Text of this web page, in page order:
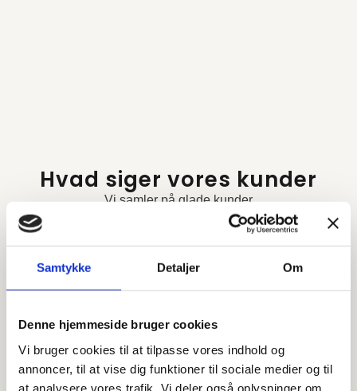
Samtykke Detaljer Om
Denne hjemmeside bruger cookies
Vi bruger cookies til at tilpasse vores indhold og
annoncer, til at vise dig funktioner til sociale medier og til
at analysere vores trafik. Vi deler også oplysninger om
Hvad siger vores kunder
Vi samler på glade kunder
To gode oplevelser
Har to gange brugt AG Gulve til henholdsvis
slibning af en hel lejlighed, inklusiv montering af
vinyl i køkkenenet – henholdsvis en mindre
Begge gange har vi været meget tilfredse.
Kommunikationen er god, ogLæs mere